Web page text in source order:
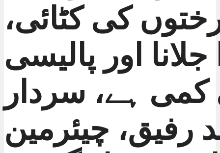
کی کٹائی،
اور پالیسی
ہے، سردار
رفیق، چیئرمین